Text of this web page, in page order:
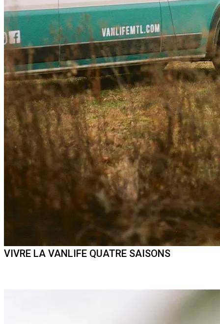
VIVRE LA VANLIFE QUATRE SAISONS